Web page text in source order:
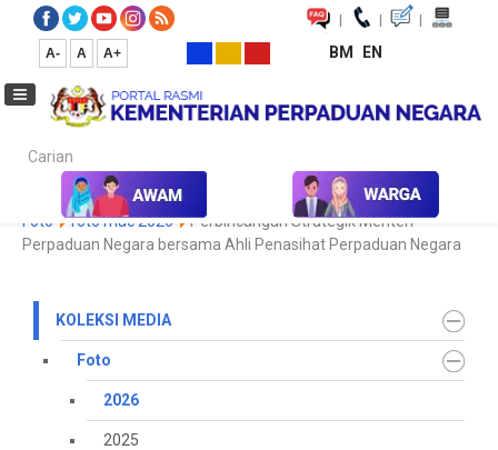
| | |
A- A A+ BM EN
Carian...
Laman Utama Media Koleksi Media Foto 2026
Galeri
Foto
foto mac 2026
Perbincangan Strategik Menteri
Perpaduan Negara bersama Ahli Penasihat Perpaduan Negara
KOLEKSI MEDIA
Foto
2026
2025